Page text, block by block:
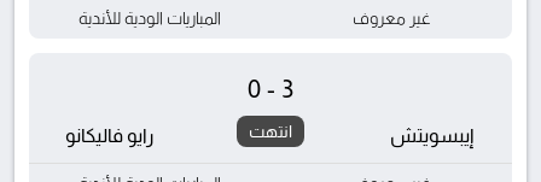
غير معروف المباريات الودية للأندية
إيبسويتش
0-3
انتهت رايو فاليكانو